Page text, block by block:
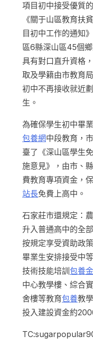
項目初中接受優質
《關于山區教育扶
目初中工作的通知
區6縣深山區45個
具有對口直升資格
取及學籍由市教育
初中不再接收就近
生。
為確保學生初中畢
包養網中段教育，
臺了《深山區學生
施意見》，由市、
費教育專項資金，
站長免費上高中。
石家莊市還規定：農
升入普通高中的全
按規定享受資助政
畢業生安排接受中
技術技能培訓 包養
中心教學樓、綜合
舍樓等教育包養教
投入建設資金約